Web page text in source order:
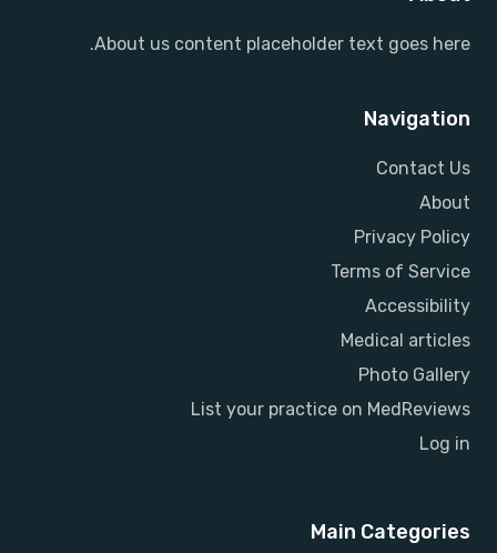
About us content placeholder text goes here.
Navigation
Contact Us
About
Privacy Policy
Terms of Service
Accessibility
Medical articles
Photo Gallery
List your practice on MedReviews
Log in
Main Categories